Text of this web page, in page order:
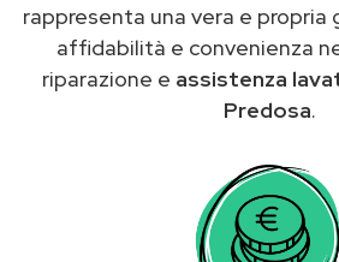
rappresenta una vera e propria
affidabilità e convenienza
riparazione e assistenza
Predosa.